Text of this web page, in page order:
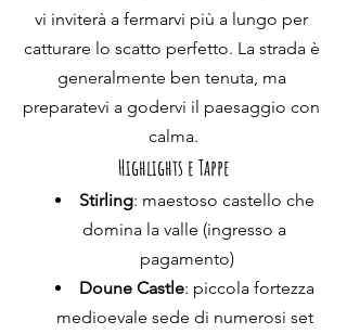
vi inviterà a fermarvi più a lungo per
catturare lo scatto perfetto. La strada è
generalmente ben tenuta, ma
preparatevi a godervi il paesaggio con
calma.
Highlights e Tappe
Stirling: maestoso castello che
domina la valle (ingresso a
pagamento)
Doune Castle: piccola fortezza
medioevale sede di numerosi set